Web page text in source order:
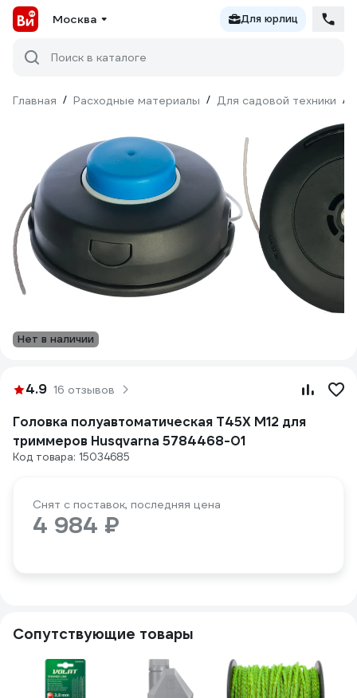
Москва Для юрлиц
Поиск в каталоге
Главная / Расходные материалы / Для садовой техники /
Нет в наличии
4.9 16 отзывов
Головка полуавтоматическая T45Х М12 для
триммеров Husqvarna 5784468-01
Код товара: 15034685
Снят с поставок, последняя цена
4 984 ₽
Сопутствующие товары